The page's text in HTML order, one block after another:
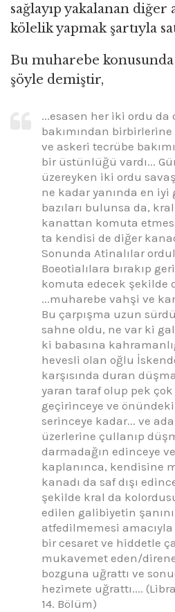
sağlayıp yakalanan
kölelik yapmak şartıyla
Bu muharebe
şöyle demiştir,
...esasen her iki ordu
bakımından birbirlerine
ve askeri tecrübe
bir üstünlüğü vardı...
üzereyken iki ordu
ne kadar yanında en
bazıları bulunsa da,
kanattan komuta
ta kendisi de diğer
Sonunda Atinalılar
Boeotialılara bırakıp
komuta edecek şekilde
...muharebe vahşi ve
Bu çarpışma uzun
sahne oldu, ne var ki
ki babasına
hevesli olan oğlu
karşısında duran
yaran taraf olup pek çok
geçirinceye ve
serinceye kadar... ve
üzerlerine çullanıp
darmadağın edinceye
kaplanınca, kendisine
kanadı da saf dışı
şekilde kral da
edilen galibiyetin
atfedilmemesi
bir cesaret ve hiddetle
mukavemet eden/
bozguna uğrattı ve
hezimete uğrattı....
14. Bölüm)